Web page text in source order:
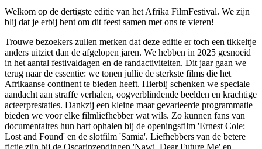
Welkom op de dertigste editie van het Afrika FilmFestival. We zijn
blij dat je erbij bent om dit feest samen met ons te vieren!
Trouwe bezoekers zullen merken dat deze editie er toch een tikkeltje
anders uitziet dan de afgelopen jaren. We hebben in 2025 gesnoeid
in het aantal festivaldagen en de randactiviteiten. Dit jaar gaan we
terug naar de essentie: we tonen jullie de sterkste films die het
Afrikaanse continent te bieden heeft. Hierbij schenken we speciale
aandacht aan straffe verhalen, oogverblindende beelden en krachtige
acteerprestaties. Dankzij een kleine maar gevarieerde programmatie
bieden we voor elke filmliefhebber wat wils. Zo kunnen fans van
documentaires hun hart ophalen bij de openingsfilm 'Ernest Cole:
Lost and Found' en de slotfilm 'Samia'. Liefhebbers van de betere